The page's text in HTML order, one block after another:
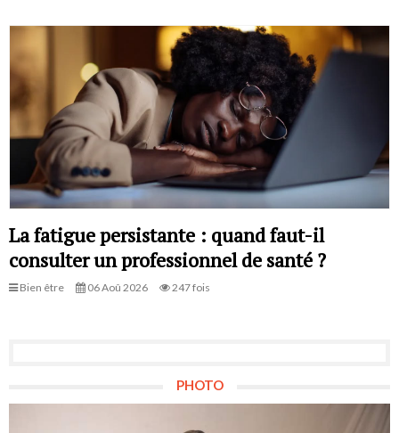
La fatigue persistante : quand faut-il
consulter un professionnel de santé ?
Bien être 06 Aoû 2026 247 fois
PHOTO